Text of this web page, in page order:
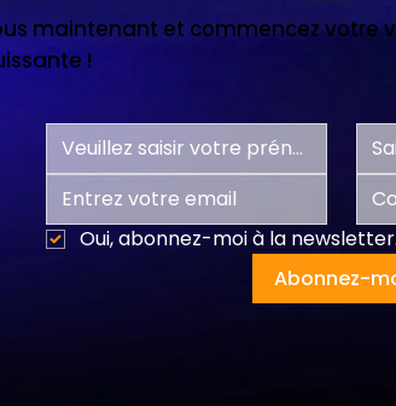
maintenant et commencez votre
!
Oui, abonnez-moi à la newsletter.
Abonnez-